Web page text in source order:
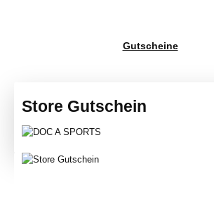
Gutscheine
Store Gutschein
Bildergalerie überspringen